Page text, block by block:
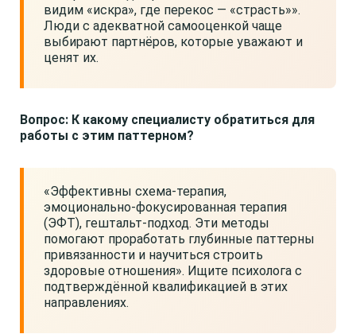
видим «искра», где перекос — «страсть»».
Люди с адекватной самооценкой чаще
выбирают партнёров, которые уважают и
ценят их.
Вопрос: К какому специалисту обратиться для
работы с этим паттерном?
«Эффективны схема-терапия,
эмоционально-фокусированная терапия
(ЭФТ), гештальт-подход. Эти методы
помогают проработать глубинные паттерны
привязанности и научиться строить
здоровые отношения». Ищите психолога с
подтверждённой квалификацией в этих
направлениях.